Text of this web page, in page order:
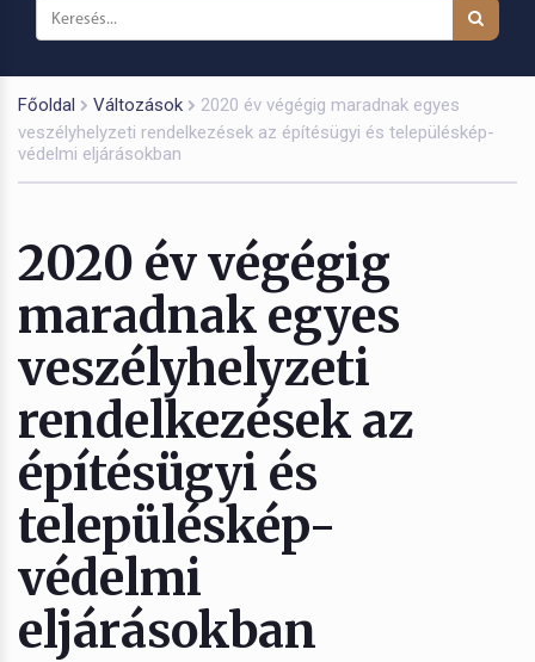
Főoldal Változások
2020 év végégig maradnak egyes
veszélyhelyzeti rendelkezések az építésügyi és településkép-
védelmi eljárásokban
2020 év végégig
maradnak egyes
veszélyhelyzeti
rendelkezések az
építésügyi és
településkép-
védelmi
eljárásokban